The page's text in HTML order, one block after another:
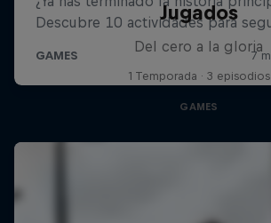
Jugados
Del cero a la gloria
1 Temporada · 3 episodios
GAMES